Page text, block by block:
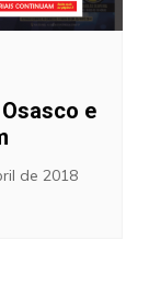
Osasco e
de 2018